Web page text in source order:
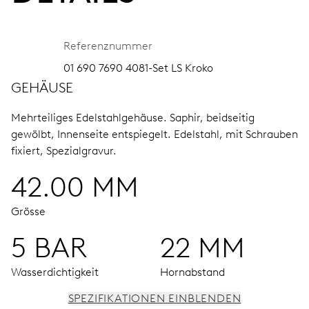
Referenznummer
01 690 7690 4081-Set LS Kroko
GEHÄUSE
Mehrteiliges Edelstahlgehäuse. Saphir, beidseitig
gewölbt, Innenseite entspiegelt. Edelstahl, mit Schrauben
fixiert, Spezialgravur.
42.00 MM
Grösse
5 BAR
Wasserdichtigkeit
22 MM
Hornabstand
SPEZIFIKATIONEN EINBLENDEN